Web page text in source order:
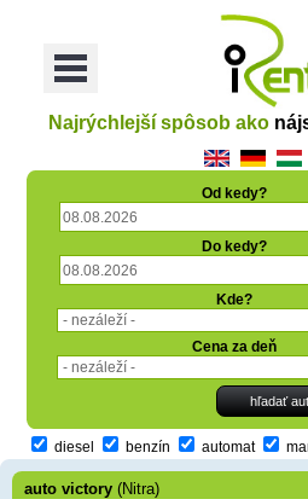
Menu
Najrýchlejší spôsob ako
Od kedy?
Do kedy?
Kde?
Cena za deň
diesel benzín automat
auto victory (Nitra)